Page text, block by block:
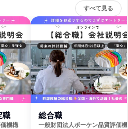
すべて見る
職
機構
総合職
一般財団法人ボーケン品質評価